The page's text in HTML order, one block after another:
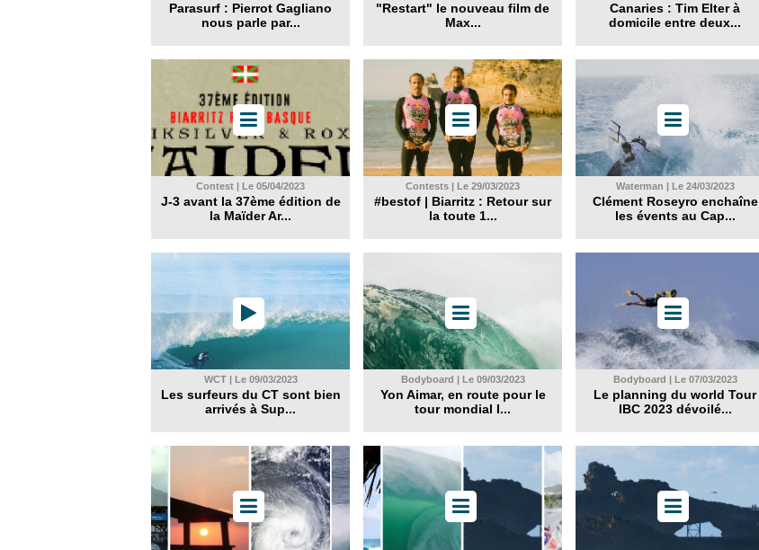
Parasurf : Pierrot Gagliano
nous parle par...
"Restart" le nouveau film de
Max...
Canaries : Tim Elter à
domicile entre deux...
Contest | Le 05/04/2023
J-3 avant la 37ème édition de
la Maïder Ar...
Contests | Le 29/03/2023
#bestof | Biarritz : Retour sur
la toute 1...
Waterman | Le 24/03/2023
Clément Roseyro enchaîne
les évents au Cap...
WCT | Le 09/03/2023
Les surfeurs du CT sont bien
arrivés à Sup...
Bodyboard | Le 09/03/2023
Yon Aimar, en route pour le
tour mondial I...
Bodyboard | Le 07/03/2023
Le planning du world Tour
IBC 2023 dévoilé...